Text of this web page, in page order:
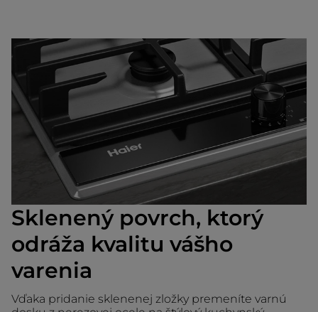
Sklenený povrch, ktorý
odráža kvalitu vášho
varenia
Vďaka pridanie sklenenej zložky premeníte varnú